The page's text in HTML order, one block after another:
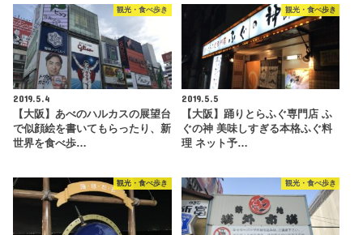
観光・食べ歩き
2019.5.4
【大阪】あべのハルカスの展望台
で似顔絵を書いてもらったり、新
世界を食べ歩…
観光・食べ歩き
2019.5.5
【大阪】踊りとらふぐ専門店 ふ
ぐの神 美味しすぎる本格ふぐ料
理 ネット予…
観光・食べ歩き 観光・食べ歩き